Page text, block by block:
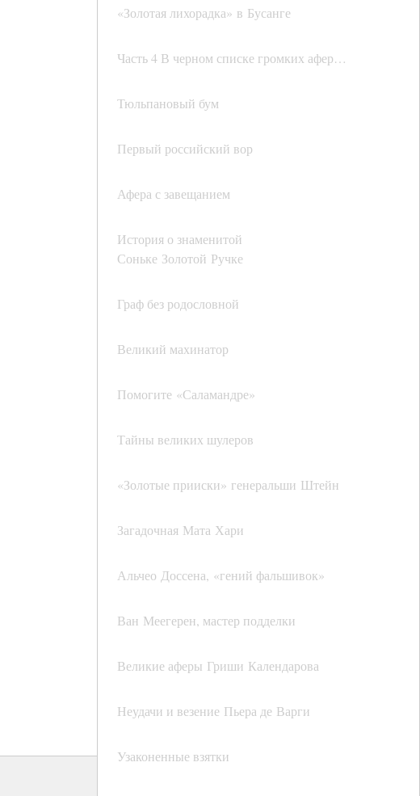
«Золотая лихорадка» в Бусанге
Часть 4 В черном списке громких афер…
Тюльпановый бум
Первый российский вор
Афера с завещанием
История о знаменитой
Соньке Золотой Ручке
Граф без родословной
Великий махинатор
Помогите «Саламандре»
Тайны великих шулеров
«Золотые прииски» генеральши Штейн
Загадочная Мата Хари
Альчео Доссена, «гений фальшивок»
Ван Меегерен, мастер подделки
Великие аферы Гриши Календарова
Неудачи и везение Пьера де Варги
Узаконенные взятки